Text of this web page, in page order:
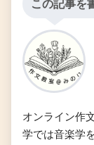
この記事を
オンライン作
学では音楽学